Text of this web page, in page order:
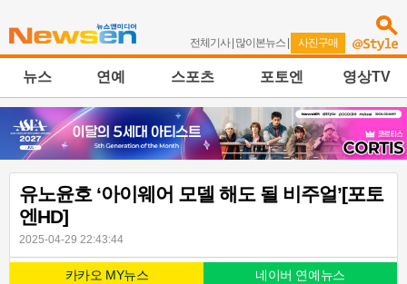
전체기사| 많이본뉴스 | 사진구매
뉴스 연예 스포츠 포토엔 영상TV
유노윤호 ‘아이웨어 모델 해도 될 비주얼’[포토
엔HD]
2025-04-29 22:43:44
카카오 MY뉴스 네이버 연예뉴스